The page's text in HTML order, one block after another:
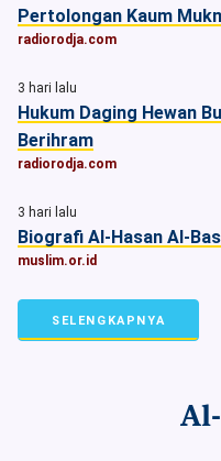
Pertolongan Kaum
radiorodja.com
3 hari lalu
Hukum Daging Hewan
Berihram
radiorodja.com
3 hari lalu
Biografi Al-Hasan Al-
muslim.or.id
SELENGKAPNYA